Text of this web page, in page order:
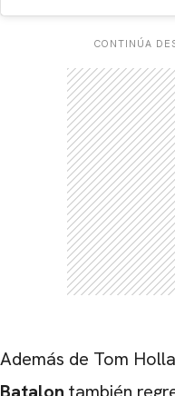
CONTINÚA
Además de Tom